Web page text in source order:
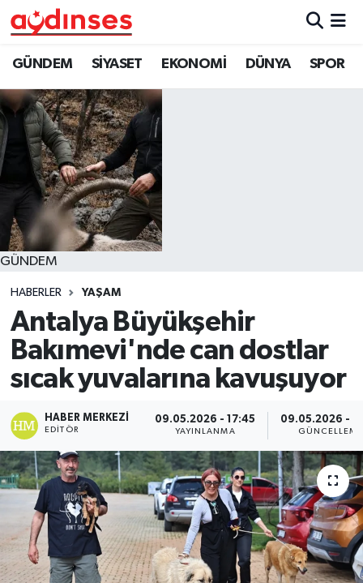
GÜNDEM SİYASET EKONOMİ DÜNYA SPOR
GÜNDEM
HABERLER YAŞAM
Antalya Büyükşehir
Bakımevi'nde can dostlar
sıcak yuvalarına kavuşuyor
HABER MERKEZI
EDITÖR
09.05.2026 - 17:45
YAYINLANMA
09.05.2026 -
GÜNCELLEME
GÜNDEM
SİYASET
EKONOMİ
DÜNYA
SPOR
MAGAZİN
YAŞAM
Nöbetçi Eczaneler
Hava Durumu
Aydin Namaz Vakitleri
Trafik Durumu
Süper Lig Puan Durumu ve Fikstür
Tüm Manşetler
Son Dakika Haberleri
Haber Arşivi